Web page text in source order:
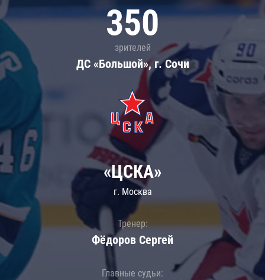
350
зрителей
ДС «Большой», г. Сочи
«ЦСКА»
г. Москва
Тренер:
Фёдоров Сергей
Главные судьи: